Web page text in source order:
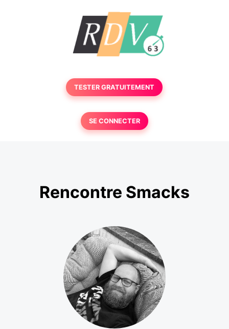
TESTER GRATUITEMENT
SE CONNECTER
Rencontre Smacks